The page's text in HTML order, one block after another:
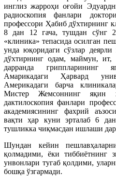
инглиз жарроҳи оғойи
радиоскопия фанлари
профессори Ҳабиб дўхтирнинг
8 дан 12 гача, тушдан сўнг
«клиника» тепасида осилган
унда юқоридаги сўзлар
дўхтирнинг одам, маймун,
дарранда гриппларининг
Амарикадаги Ҳарвард
Америкадаги барча
Мистер Жемсоннинг яқин
дактилоскопия фанлари
академиясининг фахрий
вақти ҳар куни эрталаб 6
тушликка чиқмасдан ишлаши
Шундан кейин
қолмадими, ёки тиббиётнинг
унвонлари тугаб қолдими,
бошқа ўзгармади.